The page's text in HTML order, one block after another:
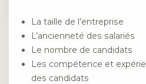
La taille de l’entreprise
L’ancienneté des salariés
Le nombre de candidats
Les compétence et
des candidats